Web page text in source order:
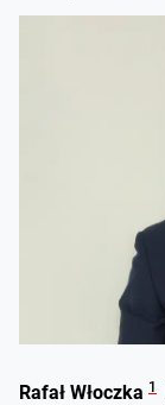
Rafał Włoczka 1